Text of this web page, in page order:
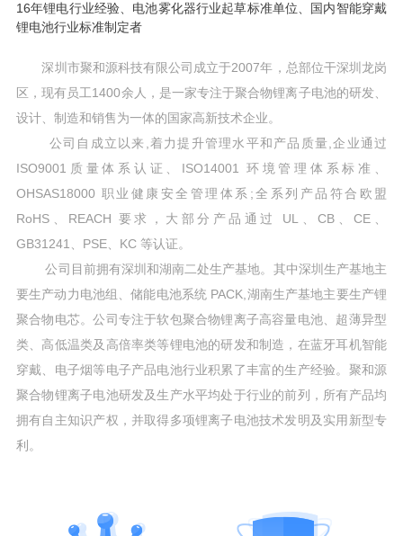
16年锂电行业经验、电池雾化器行业起草标准单位、国内智能穿戴
锂电池行业标准制定者
深圳市聚和源科技有限公司成立于2007年，总部位干深圳龙岗
区，现有员工1400余人，是一家专注于聚合物锂离子电池的研发、
设计、制造和销售为一体的国家高新技术企业。
公司自成立以来,着力提升管理水平和产品质量,企业通过
ISO9001质量体系认证、ISO14001 环境管理体系标准、
OHSAS18000 职业健康安全管理体系;全系列产品符合欧盟
RoHS、REACH 要求，大部分产品通过 UL、CB、CE、
GB31241、PSE、KC 等认证。
公司目前拥有深圳和湖南二处生产基地。其中深圳生产基地主
要生产动力电池组、储能电池系统 PACK,湖南生产基地主要生产锂
聚合物电芯。公司专注于软包聚合物锂离子高容量电池、超薄异型
类、高低温类及高倍率类等锂电池的研发和制造，在蓝牙耳机智能
穿戴、电子烟等电子产品电池行业积累了丰富的生产经验。聚和源
聚合物锂离子电池研发及生产水平均处于行业的前列，所有产品均
拥有自主知识产权，并取得多项锂离子电池技术发明及实用新型专
利。